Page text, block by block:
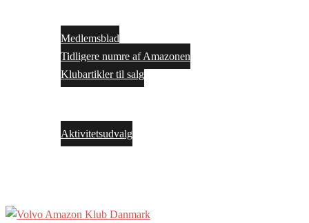
Medlemsblad
Tidligere numre af Amazonen
Klubartikler til salg
Aktivitetsudvalg